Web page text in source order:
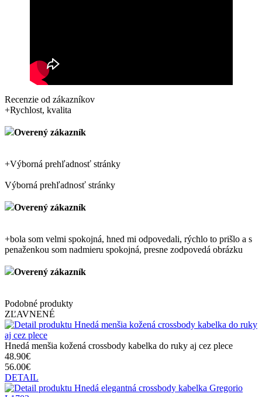
Recenzie od zákazníkov
+Rychlost, kvalita
Overený zákazník
+Výborná prehľadnosť stránky
Výborná prehľadnosť stránky
Overený zákazník
+bola som velmi spokojná, hned mi odpovedali, rýchlo to prišlo a s
penaženkou som nadmieru spokojná, presne zodpovedá obrázku
Overený zákazník
Podobné produkty
ZĽAVNENÉ
Hnedá menšia kožená crossbody kabelka do ruky aj cez plece
48.90€
56.00€
DETAIL